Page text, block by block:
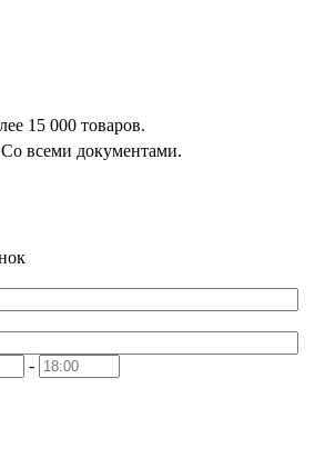
15 000 товаров.
всеми документами.
-